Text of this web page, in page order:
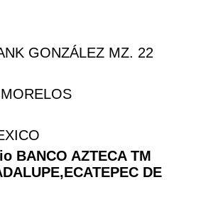
GONZÁLEZ MZ. 22
BANCO AZTECA TM
DE